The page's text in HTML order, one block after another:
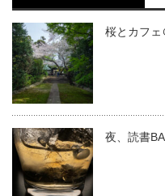
桜とカフェ
夜、読書